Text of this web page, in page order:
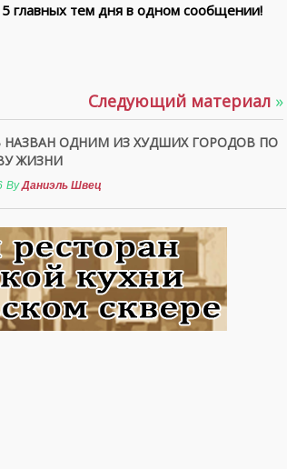
главных тем дня в одном сообщении!
Следующий материал »
НАЗВАН ОДНИМ ИЗ ХУДШИХ ГОРОДОВ ПО
ЖИЗНИ
ByДаниэль Швец